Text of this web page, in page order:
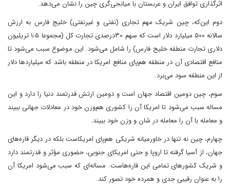
اثرگذاری توافق ایران و عربستان با میانجی‌گری چین را نشان می‌دهد.
دوم این‌که، چین شریک مهم تجاری (نفتی و غیرنفتی) خلیج فارس به ارزش
سالانه ۵۰۰ میلیارد دلار است که سهم ۳۰درصدی تجارت کل (مجموعا ۱٫۵ تریلیون
دلاری تجارت منطقه خلیج فارس) را شامل می‌شود. این موضوع سبب می‌شود تا
منافع اقتصادی آن در منطقه هم‌پای منافع امریکا در منطقه باشد که میلیاردها دلار
از این منطقه سود می‌برد.
سوم، چین دومین اقتصاد جهان است و دومین ارتش قدرتمند دنیا را دارد و این
مساله سبب می‌شود تا امریکا آن را کشوری هم‌وزن خود در معادلات جهانی ببیند
و معامله با آن را معامله در شان و وزن خود ببیند.
چهارم، چین نه تنها در خاورمیانه شریکی هم‌پای امریکاست بلکه در دیگر قاره‌های
جهان، از آسیا گرفته تا اروپا و حتی امریکای جنوبی، حضوری مؤثر و قدرتمند دارد
و شریک کشورهای تمامی این قاره‌هاست. مساله‌ای که سبب می‌شود امریکا آن
را به عنوان رقیبی جدی و همرده خود تصور کند.